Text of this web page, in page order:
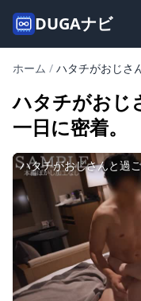
DUGAナビ
ホーム / ハタチがおじさ
ハタチがおじ
一日に密着。